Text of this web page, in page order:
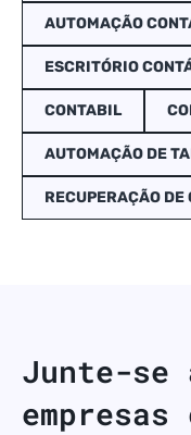
AUTOMAÇÃO
ESCRITÓRIO
CONTABIL
AUTOMAÇÃO DE
RECUPERAÇÃO DE
Junte-se